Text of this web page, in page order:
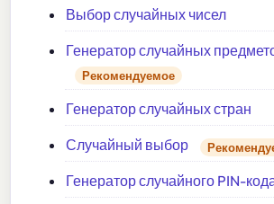
Выбор случайных чисел
Генератор случайных
Рекомендуемое
Генератор случайных стран
Случайный выбор
Генератор случайного PIN-